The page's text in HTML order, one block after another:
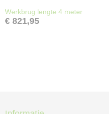
Werkbrug lengte 4 meter
€ 821,95